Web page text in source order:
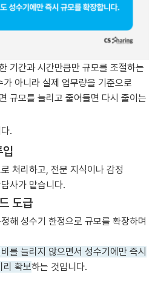
기간과 시간만큼만 규모를 조절하는
아니라 실제 업무량을 기준으로
규모를 늘리고 줄어들면 다시 줄이는
.
처리하고, 전문 지식이나 감정
사가 맡습니다.
도급
해 성수기 한정으로 규모를 확장하며
를 늘리지 않으면서 성수기에만 즉시
리 확보하는 것입니다.